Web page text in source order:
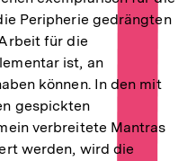
Peripherie gedrängten
für die
ist, an
können. In den mit
gespickten
verbreitete Mantras
werden, wird die